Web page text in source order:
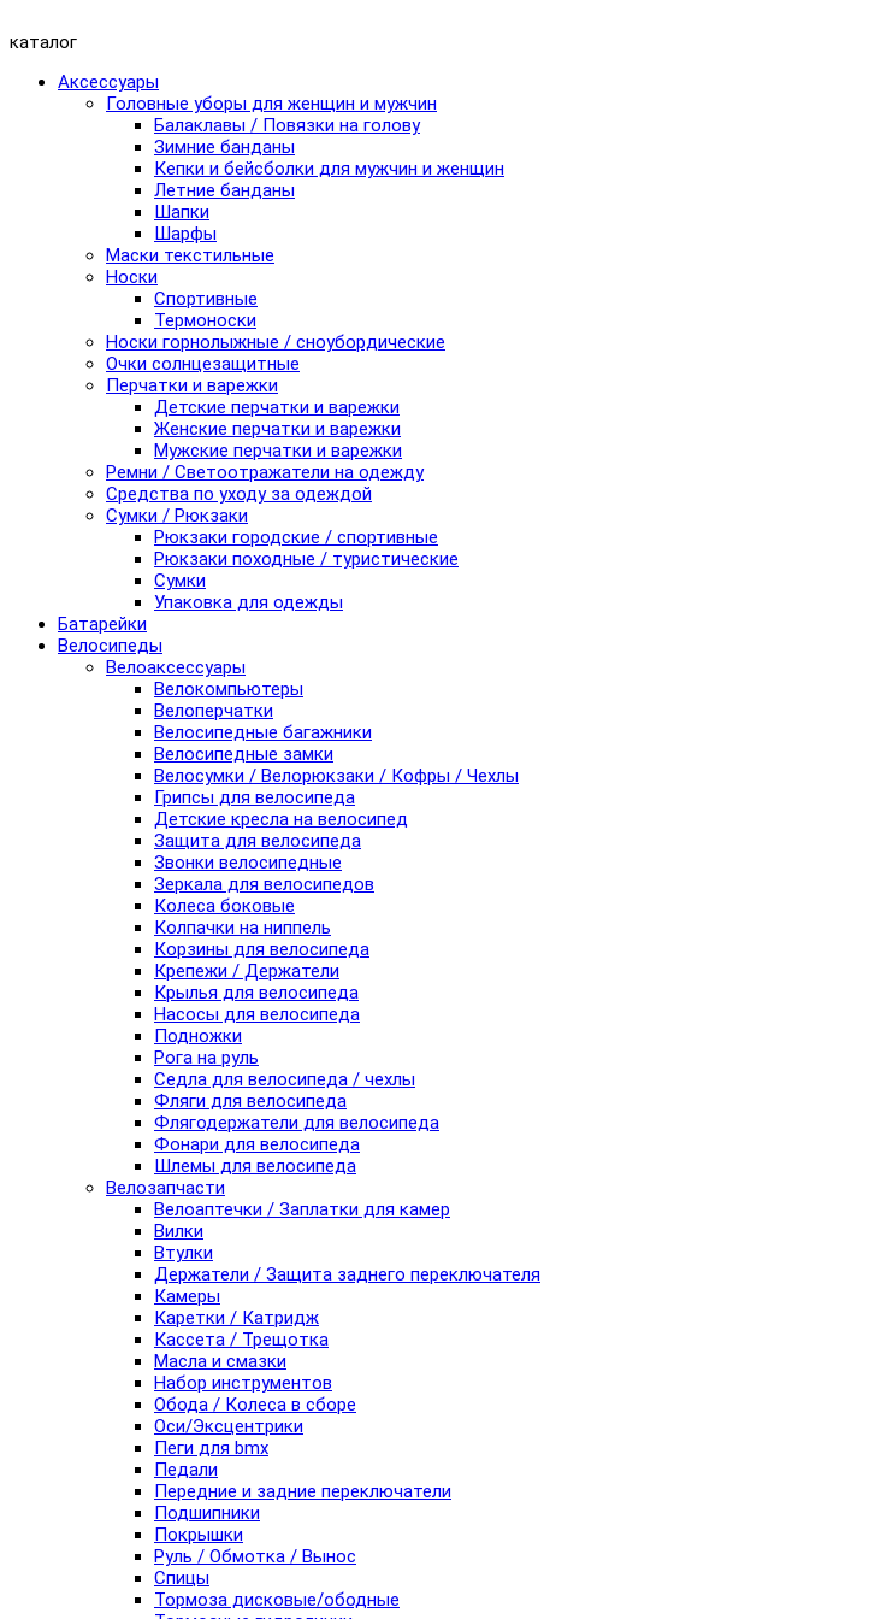
каталог
Аксессуары
Головные уборы для женщин и мужчин
Балаклавы / Повязки на голову
Зимние банданы
Кепки и бейсболки для мужчин и женщин
Летние банданы
Шапки
Шарфы
Маски текстильные
Носки
Спортивные
Термоноски
Носки горнолыжные / сноубордические
Очки солнцезащитные
Перчатки и варежки
Детские перчатки и варежки
Женские перчатки и варежки
Мужские перчатки и варежки
Ремни / Светоотражатели на одежду
Средства по уходу за одеждой
Сумки / Рюкзаки
Рюкзаки городские / спортивные
Рюкзаки походные / туристические
Сумки
Упаковка для одежды
Батарейки
Велосипеды
Велоаксессуары
Велокомпьютеры
Велоперчатки
Велосипедные багажники
Велосипедные замки
Велосумки / Велорюкзаки / Кофры / Чехлы
Грипсы для велосипеда
Детские кресла на велосипед
Защита для велосипеда
Звонки велосипедные
Зеркала для велосипедов
Колеса боковые
Колпачки на ниппель
Корзины для велосипеда
Крепежи / Держатели
Крылья для велосипеда
Насосы для велосипеда
Подножки
Рога на руль
Седла для велосипеда / чехлы
Фляги для велосипеда
Флягодержатели для велосипеда
Фонари для велосипеда
Шлемы для велосипеда
Велозапчасти
Велоаптечки / Заплатки для камер
Вилки
Втулки
Держатели / Защита заднего переключателя
Камеры
Каретки / Катридж
Кассета / Трещотка
Масла и смазки
Набор инструментов
Обода / Колеса в сборе
Оси/Эксцентрики
Пеги для bmx
Педали
Передние и задние переключатели
Подшипники
Покрышки
Руль / Обмотка / Вынос
Спицы
Тормоза дисковые/ободные